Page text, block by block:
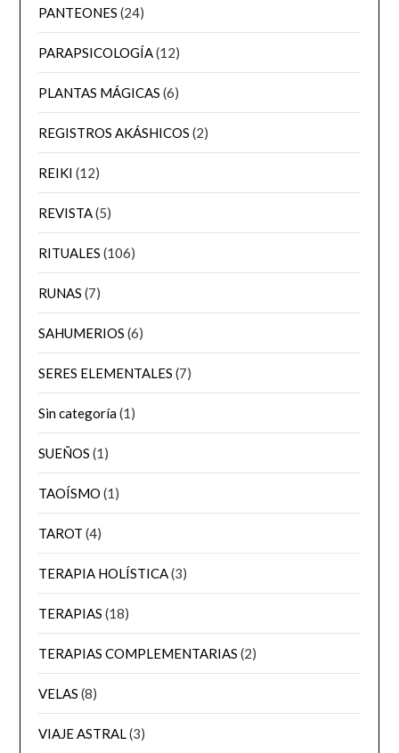
PANTEONES (24)
PARAPSICOLOGÍA(12)
PLANTAS MÁGICAS (6)
REGISTROS AKÁSHICOS (2)
REIKI (12)
REVISTA(5)
RITUALES (106)
RUNAS (7)
SAHUMERIOS (6)
SERES ELEMENTALES (7)
Sin categoría(1)
SUEÑOS (1)
TAOÍSMO (1)
TAROT (4)
TERAPIA HOLÍSTICA(3)
TERAPIAS (18)
TERAPIAS COMPLEMENTARIAS (2)
VELAS (8)
VIAJE ASTRAL(3)